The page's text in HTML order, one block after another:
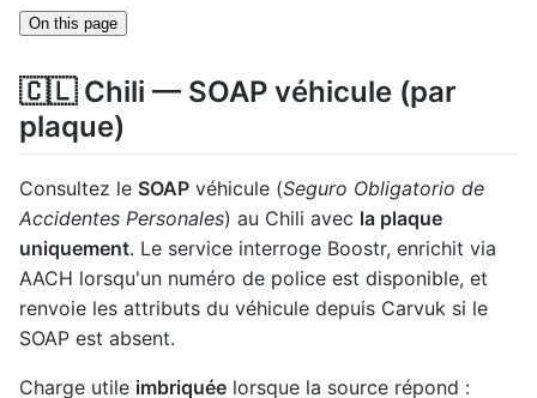
On this page
🇨🇱 Chili — SOAP véhicule (par
plaque)
Consultez le SOAP véhicule (Seguro Obligatorio de
Accidentes Personales) au Chili avec la plaque
uniquement. Le service interroge Boostr, enrichit via
AACH lorsqu'un numéro de police est disponible, et
renvoie les attributs du véhicule depuis Carvuk si le
SOAP est absent.
Charge utile imbriquée lorsque la source répond :